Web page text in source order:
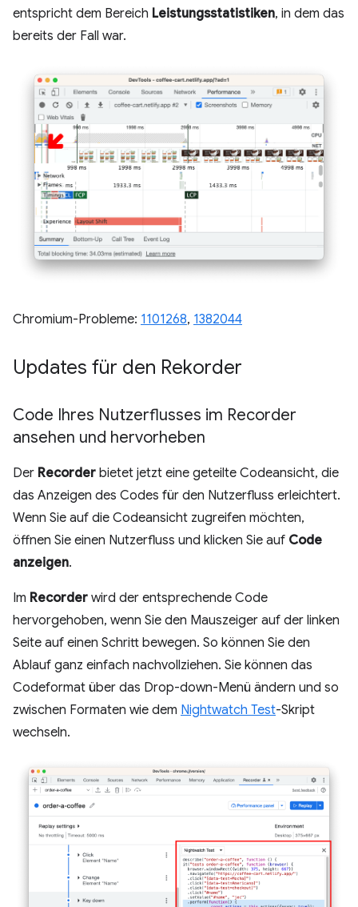
entspricht dem Bereich Leistungsstatistiken, in dem das
bereits der Fall war.
Chromium-Probleme: 1101268, 1382044
Updates für den Rekorder
Code Ihres Nutzerflusses im Recorder
ansehen und hervorheben
Der Recorder bietet jetzt eine geteilte Codeansicht, die
das Anzeigen des Codes für den Nutzerfluss erleichtert.
Wenn Sie auf die Codeansicht zugreifen möchten,
öffnen Sie einen Nutzerfluss und klicken Sie auf Code
anzeigen.
Im Recorder wird der entsprechende Code
hervorgehoben, wenn Sie den Mauszeiger auf der linken
Seite auf einen Schritt bewegen. So können Sie den
Ablauf ganz einfach nachvollziehen. Sie können das
Codeformat über das Drop-down-Menü ändern und so
zwischen Formaten wie dem Nightwatch Test-Skript
wechseln.